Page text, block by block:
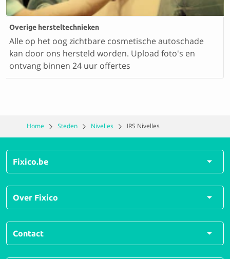
Overige hersteltechnieken
Alle op het oog zichtbare cosmetische autoschade
kan door ons hersteld worden. Upload foto's en
ontvang binnen 24 uur offertes
Home Steden Nivelles IRS Nivelles
Fixico.be
Alle herstellingen
Alle soorten schades
Veelgestelde vragen
Hoe werkt Fixico?
Over Fixico
Over ons
Voor schadeherstellers
Contact